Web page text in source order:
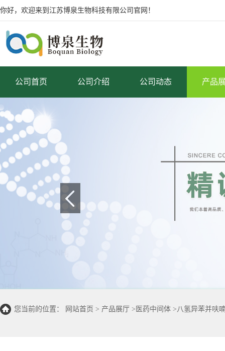
你好，欢迎来到江苏博泉生物科技有限公司官网！
公司首页 公司介绍 公司动态 产品
您当前的位置： 网站首页 > 产品展厅 > 医药中间体 > 八氢异苯并呋